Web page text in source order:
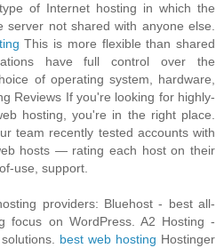
of Internet hosting in which the
server not shared with anyone else.
This is more flexible than shared
have full control over the
of operating system, hardware,
Reviews If you're looking for highly-
hosting, you're in the right place.
team recently tested accounts with
hosts — rating each host on their
use, support.
providers: Bluehost - best all-
focus on WordPress. A2 Hosting -
best web hosting Hostinger